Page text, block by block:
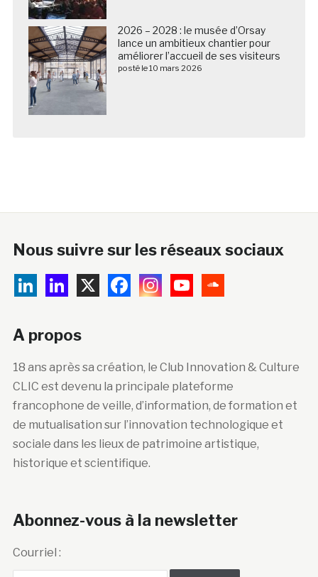
2026 – 2028 : le musée d’Orsay
lance un ambitieux chantier pour
améliorer l’accueil de ses visiteurs
posté le 10 mars 2026
Nous suivre sur les réseaux sociaux
A propos
18 ans après sa création, le Club Innovation & Culture
CLIC est devenu la principale plateforme
francophone de veille, d’information, de formation et
de mutualisation sur l’innovation technologique et
sociale dans les lieux de patrimoine artistique,
historique et scientifique.
Abonnez-vous à la newsletter
Courriel :